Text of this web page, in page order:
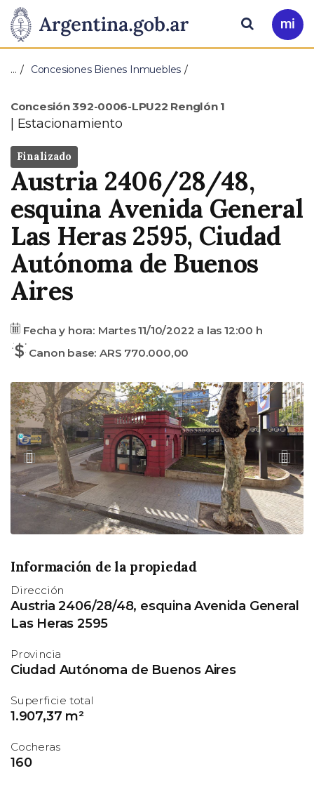
Presidencia
de
Nación
Pasar al contenido principal
Ir
a
Buscar
… Concesiones Bienes Inmuebles
Concesión 392-0006-LPU22 Renglón 1Tipo
Estacionamiento
Estado
Finalizado
Dirección
Austria 2406/28/48,
esquina Avenida General
Las Heras 2595, Ciudad
Autónoma de Buenos
Aires
Fecha
Fecha y hora: Martes 11/10/2022 a las 12:00 h
Precio
base
Canon base: ARS 770.000,00
A
n
t
e
r
i
o
S
i
g
u
i
e
n
t
Información de la propiedad
Dirección
Austria 2406/28/48, esquina Avenida General
Las Heras 2595
Provincia
Ciudad Autónoma de Buenos Aires
Superficie total
1.907,37 m²
Cocheras
160